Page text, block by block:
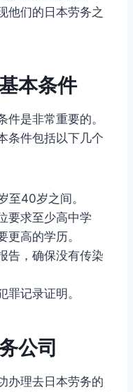
他们的日本劳务之
本条件
是非常重要的。
条件包括以下几个
至40岁之间。
要求至少高中学
更高的学历。
告，确保没有传染
罪记录证明。
公司
办理去日本劳务的